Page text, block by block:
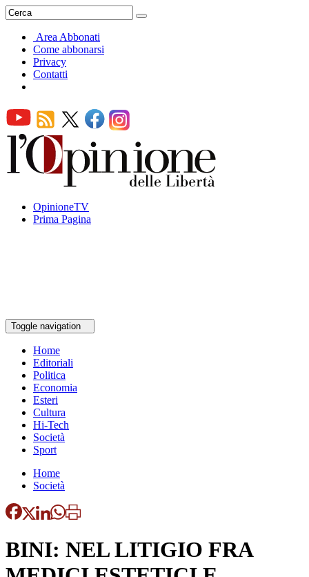
Area Abbonati
Come abbonarsi
Privacy
Contatti
OpinioneTV
Prima Pagina
Toggle navigation
Home
Editoriali
Politica
Economia
Esteri
Cultura
Hi-Tech
Società
Sport
Home
Società
BINI: NEL LITIGIO FRA